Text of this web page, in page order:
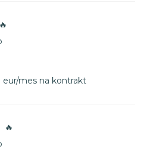
🔥
mes na kontrakt
🔥